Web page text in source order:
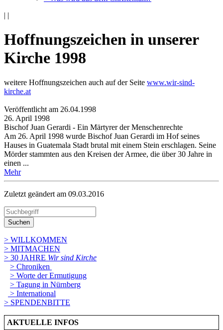
| |
Hoffnungszeichen in unserer
Kirche 1998
weitere Hoffnungszeichen auch auf der Seite www.wir-sind-
kirche.at
Veröffentlicht am 26­.04.1998
26. April 1998
Bischof Juan Gerardi - Ein Märtyrer der Menschenrechte
Am 26. April 1998 wurde Bischof Juan Gerardi im Hof seines
Hauses in Guatemala Stadt brutal mit einem Stein erschlagen. Seine
Mörder stammten aus den Kreisen der Armee, die über 30 Jahre in
einen ...
Mehr
Zuletzt geändert am 09­.03.2016
Suchen
> WILLKOMMEN
> MITMACHEN
> 30 JAHRE Wir sind Kirche
> Chroniken
> Worte der Ermutigung
> Tagung in Nürnberg
> International
> SPENDENBITTE
AKTUELLE INFOS